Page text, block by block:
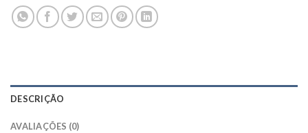
DESCRIÇÃO
AVALIAÇÕES (0)